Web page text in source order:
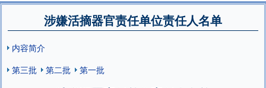
涉嫌活摘器官责任单位责任人名单
内容简介
第三批
第二批 第一批